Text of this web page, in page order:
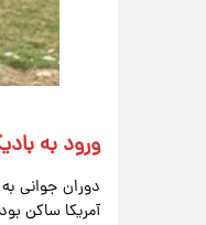
ورود به
آمریکا ساکن بود